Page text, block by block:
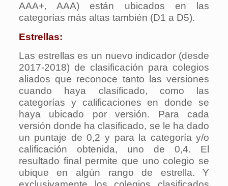
AAA+, AAA) están ubicados en las
categorías más altas también (D1 a D5).
Estrellas:
Las estrellas es un nuevo indicador (desde
2017-2018) de clasificación para colegios
aliados que reconoce tanto las versiones
cuando haya clasificado, como las
categorías y calificaciones en donde se
haya ubicado por versión. Para cada
versión donde ha clasificado, se le ha dado
un puntaje de 0,2 y para la categoría y/o
calificación obtenida, uno de 0,4. El
resultado final permite que uno colegio se
ubique en algún rango de estrella. Y